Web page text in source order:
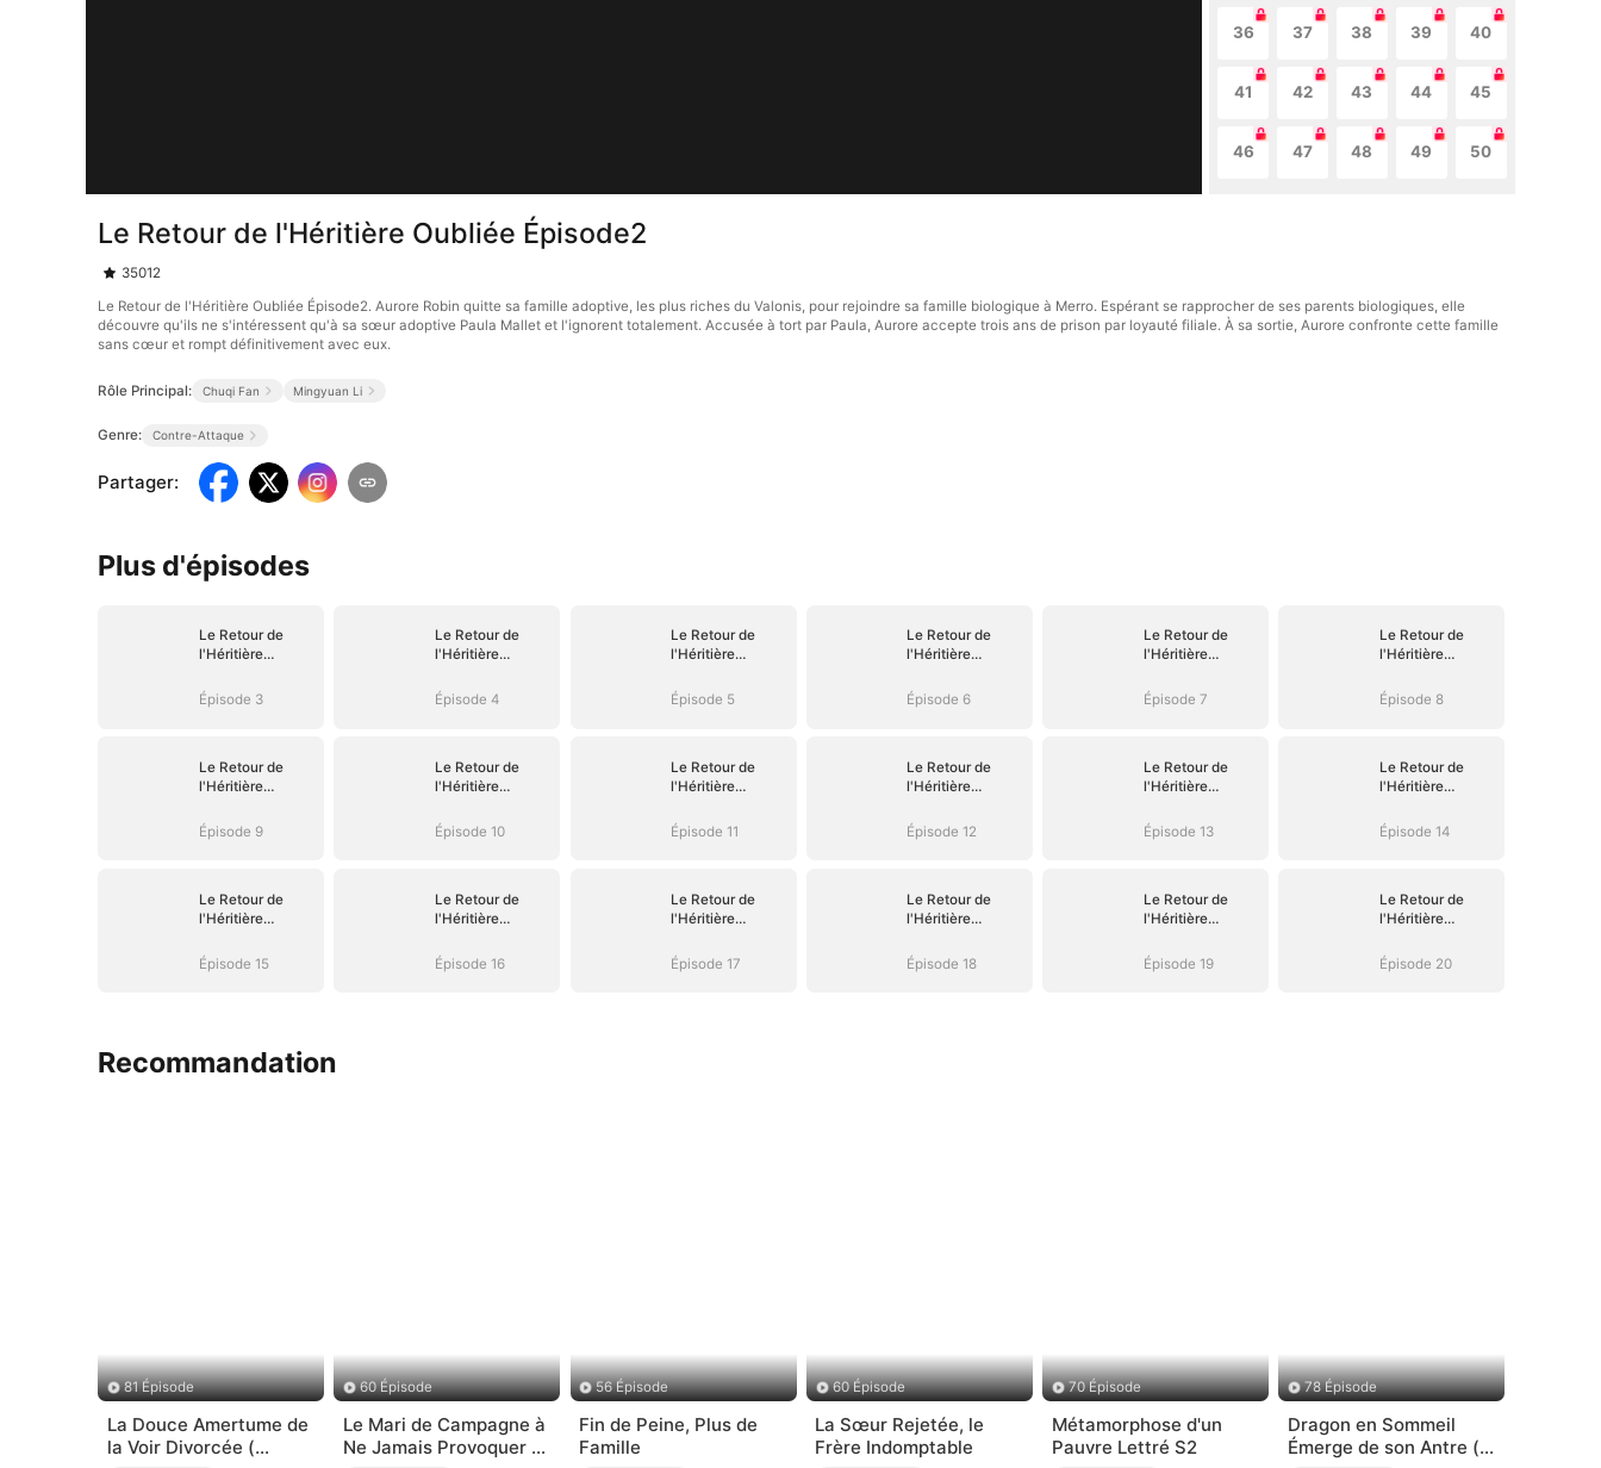
36 37 38 39 40
41 42 43 44 45
46 47 48 49 50
Le Retour de l'Héritière Oubliée Épisode2
35012
Le Retour de l'Héritière Oubliée Épisode2. Aurore Robin quitte sa famille adoptive, les plus riches du Valonis, pour rejoindre sa famille biologique à Merro. Espérant se rapprocher de ses parents biologiques, elle
découvre qu'ils ne s'intéressent qu'à sa sœur adoptive Paula Mallet et l'ignorent totalement. Accusée à tort par Paula, Aurore accepte trois ans de prison par loyauté filiale. À sa sortie, Aurore confronte cette famille
sans cœur et rompt définitivement avec eux.
Rôle Principal: Chuqi Fan Mingyuan Li
Genre: Contre-Attaque
Partager:
Plus d'épisodes
Le Retour de
l'Héritière
Épisode 3
Le Retour de
l'Héritière
Épisode 4
Le Retour de
l'Héritière
Épisode 5
Le Retour de
l'Héritière
Épisode 6
Le Retour de
l'Héritière
Épisode 7
Le Retour de
l'Héritière
Épisode 8
Le Retour de
l'Héritière
Épisode 9
Le Retour de
l'Héritière
Épisode 10
Le Retour de
l'Héritière
Épisode 11
Le Retour de
l'Héritière
Épisode 12
Le Retour de
l'Héritière
Épisode 13
Le Retour de
l'Héritière
Épisode 14
Le Retour de
l'Héritière
Épisode 15
Le Retour de
l'Héritière
Épisode 16
Le Retour de
l'Héritière
Épisode 17
Le Retour de
l'Héritière
Épisode 18
Le Retour de
l'Héritière
Épisode 19
Le Retour de
l'Héritière
Épisode 20
Recommandation
81 Épisode
La Douce Amertume de
la Voir Divorcée (
60 Épisode
Le Mari de Campagne à
Ne Jamais Provoquer (
56 Épisode
Fin de Peine, Plus de
Famille
60 Épisode
La Sœur Rejetée, le
Frère Indomptable
70 Épisode
Métamorphose d'un
Pauvre Lettré S2
78 Épisode
Dragon en Sommeil
Émerge de son Antre (